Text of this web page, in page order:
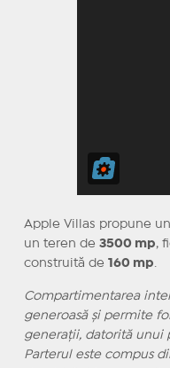
Apple Villas propune
un teren de 3500 mp,
construită de 160 mp
Compartimentarea
generoasă și permite
generații, datorită unui
Parterul este compus